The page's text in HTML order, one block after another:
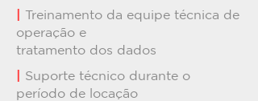
Treinamento da equipe técnica de
operação e
tratamento dos dados
Suporte técnico durante o
período de locação